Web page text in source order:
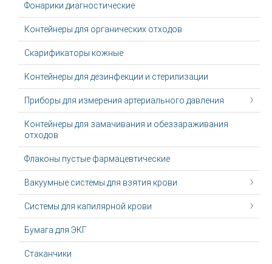
Фонарики диагностические
Контейнеры для органических отходов
Скарификаторы кожные
Контейнеры для дезинфекции и стерилизации
Приборы для измерения артериального давления
Контейнеры для замачивания и обеззараживания
отходов
Флаконы пустые фармацевтические
Вакуумные системы для взятия крови
Системы для капилярной крови
Бумага для ЭКГ
Стаканчики